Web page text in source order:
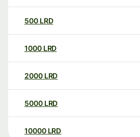
500 LRD
1000 LRD
2000 LRD
5000 LRD
10000 LRD